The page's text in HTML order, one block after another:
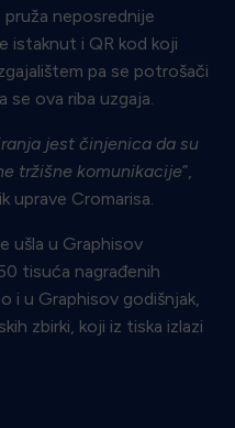
neposrednije
istaknut i QR kod koji
pa se potrošači
se ova riba uzgaja.
jest činjenica da su
tržišne komunikacije”,
uprave Cromarisa.
ušla u Graphisov
tisuća nagrađenih
i u Graphisov godišnjak,
zbirki, koji iz tiska izlazi